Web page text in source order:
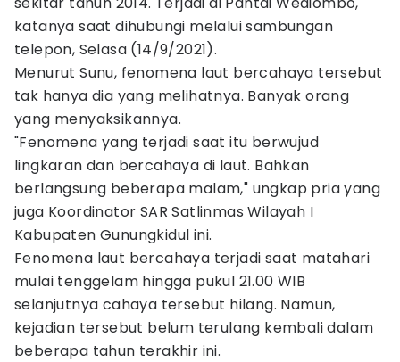
katanya saat dihubungi melalui sambungan
telepon, Selasa (14/9/2021).
Menurut Sunu, fenomena laut bercahaya tersebut
tak hanya dia yang melihatnya. Banyak orang
yang menyaksikannya.
"Fenomena yang terjadi saat itu berwujud
lingkaran dan bercahaya di laut. Bahkan
berlangsung beberapa malam," ungkap pria yang
juga Koordinator SAR Satlinmas Wilayah I
Kabupaten Gunungkidul ini.
Fenomena laut bercahaya terjadi saat matahari
mulai tenggelam hingga pukul 21.00 WIB
selanjutnya cahaya tersebut hilang. Namun,
kejadian tersebut belum terulang kembali dalam
beberapa tahun terakhir ini.